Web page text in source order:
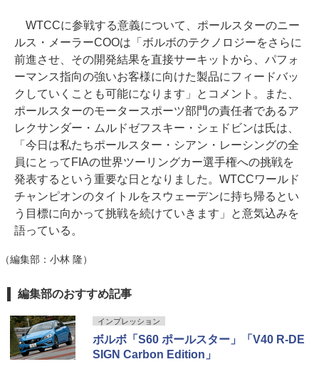
WTCCに参戦する意義について、ポールスターのニー
ルス・メーラーCOOは「ボルボのテクノロジーをさらに
前進させ、その開発結果を直接サーキットから、パフォ
ーマンス指向の強いお客様に向けた製品にフィードバッ
クしていくことも可能になります」とコメント。また、
ポールスターのモータースポーツ部門の責任者であるア
レクサンダー・ムルドゼフスキー・シェドビンは氏は、
「今日は私たちポールスター・シアン・レーシングの全
員にとってFIAの世界ツーリングカー選手権への挑戦を
発表するという重要な日となりました。WTCCワールド
チャンピオンのタイトルをスウェーデンに持ち帰るとい
う目標に向かって挑戦を続けていきます」と意気込みを
語っている。
（編集部：小林 隆）
編集部のおすすめ記事
インプレッション
ボルボ「S60 ポールスター」「V40 R-DE
SIGN Carbon Edition」